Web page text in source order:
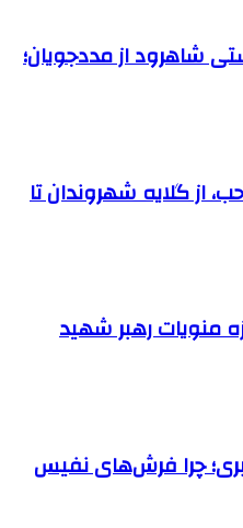
شاهرود از مددجویان؛
از گلایه شهروندان تا
منویات رهبر شهید
چرا فرش‌های نفیس